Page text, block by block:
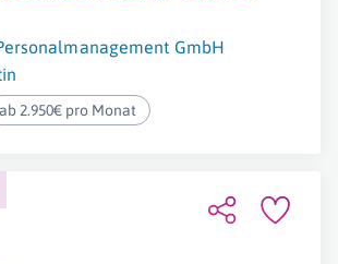
GmbH
ab 2.950€ pro Monat